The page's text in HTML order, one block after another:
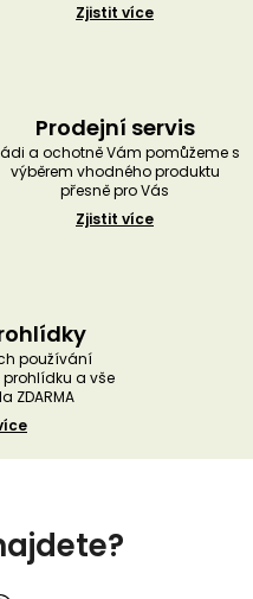
Zjistit více
Prodejní servis
a ochotně Vám pomůžeme s
výběrem vhodného produktu
přesně pro Vás
Zjistit více
používání
a vše
ZDARMA